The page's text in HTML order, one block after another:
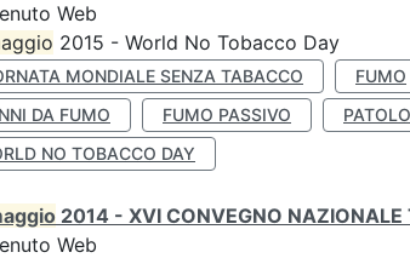
Web
2015 - World No Tobacco Day
MONDIALE SENZA TABACCO FUMO
DA FUMO
FUMO PASSIVO
NO TOBACCO DAY
2014 - XVI CONVEGNO NAZIONALE
Web